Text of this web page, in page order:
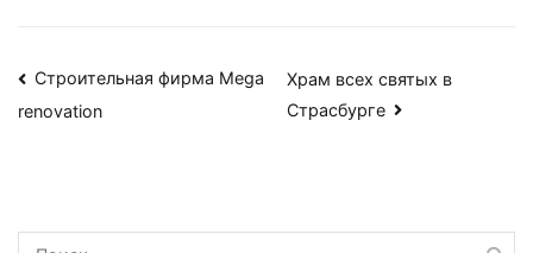
Навигация
Строительная фирма Mega
renovation
Храм всех святых в
Страсбурге
Найти: